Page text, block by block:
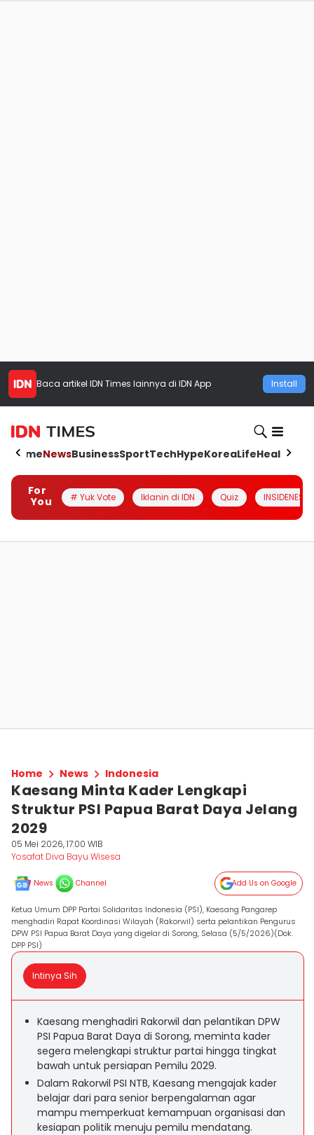
Baca artikel IDN Times lainnya di IDN App Install
HomeNewsBusinessSportTechHypeKoreaLifeHealth
For
You
# Yuk Vote Iklanin di IDN Quiz INSIDENESIA
Home News Indonesia
Kaesang Minta Kader Lengkapi
Struktur PSI Papua Barat Daya Jelang
2029
05 Mei 2026, 17:00 WIB
Yosafat Diva Bayu Wisesa
News Channel Add Us on Google
Ketua Umum DPP Partai Solidaritas Indonesia (PSI), Kaesang Pangarep
menghadiri Rapat Koordinasi Wilayah (Rakorwil) serta pelantikan Pengurus
DPW PSI Papua Barat Daya yang digelar di Sorong, Selasa (5/5/2026)(Dok.
DPP PSI)
Intinya Sih
Kaesang menghadiri Rakorwil dan pelantikan DPW
PSI Papua Barat Daya di Sorong, meminta kader
segera melengkapi struktur partai hingga tingkat
bawah untuk persiapan Pemilu 2029.
Dalam Rakorwil PSI NTB, Kaesang mengajak kader
belajar dari para senior berpengalaman agar
mampu memperkuat kemampuan organisasi dan
kesiapan politik menuju pemilu mendatang.